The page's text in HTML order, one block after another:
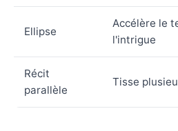
Ellipse
Accélère le
l'intrigue
Récit
parallèle
Tisse